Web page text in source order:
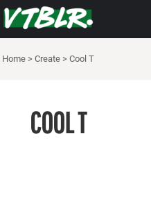
Home > Create > Cool T
COOL T